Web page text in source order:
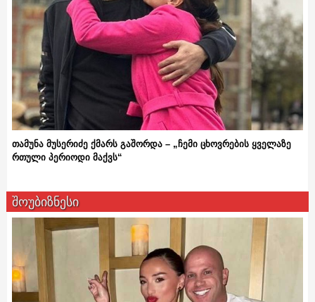
თამუნა მუსერიძე ქმარს გაშორდა – „ჩემი ცხოვრების ყველაზე
რთული პერიოდი მაქვს“
შოუბიზნესი